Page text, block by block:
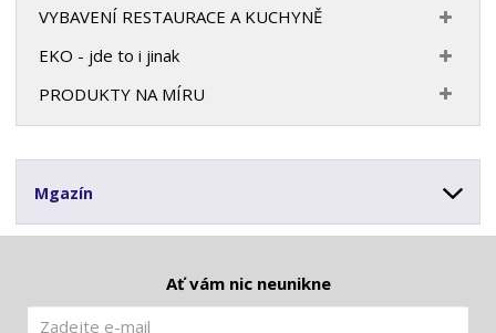
VYBAVENÍ RESTAURACE A KUCHYNĚ
EKO - jde to i jinak
PRODUKTY NA MÍRU
Mgazín
Ať vám nic neunikne